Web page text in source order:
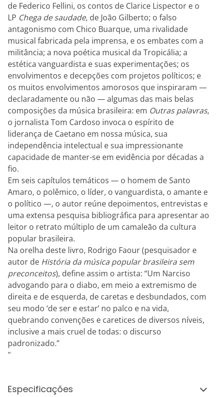
de Federico Fellini, os contos de Clarice Lispector e o
LP Chega de saudade, de João Gilberto; o falso
antagonismo com Chico Buarque, uma rivalidade
musical fabricada pela imprensa, e os embates com a
militância; a nova poética musical da Tropicália; a
estética vanguardista e suas experimentações; os
envolvimentos e decepções com projetos políticos; e
os muitos envolvimentos amorosos que inspiraram ­—
declaradamente ou não — algumas das mais belas
composições da música brasileira: em Outras palavras,
o jornalista Tom Cardoso invoca o espírito de
liderança de Caetano em nossa música, sua
independência intelectual e sua impressionante
capacidade de manter-se em evidência por décadas a
fio.
Em seis capítulos temáticos ­— o homem de Santo
Amaro, o polêmico, o líder, o vanguardista, o amante e
o político —, o autor reúne depoimentos, entrevistas e
uma extensa pesquisa bibliográfica para apresentar ao
leitor o retrato múltiplo de um camaleão da cultura
popular brasileira.
Na orelha deste livro, Rodrigo Faour (pesquisador e
autor de História da música popular brasileira sem
preconceitos), define assim o artista: “Um Narciso
advogando para o diabo, em meio a extremismo de
direita e de esquerda, de caretas e desbundados, com
seu modo ‘de ser e estar’ no palco e na vida,
quebrando convenções e caretices de diversos níveis,
inclusive a mais cruel de todas: o discurso
padronizado.”
"
Especificações